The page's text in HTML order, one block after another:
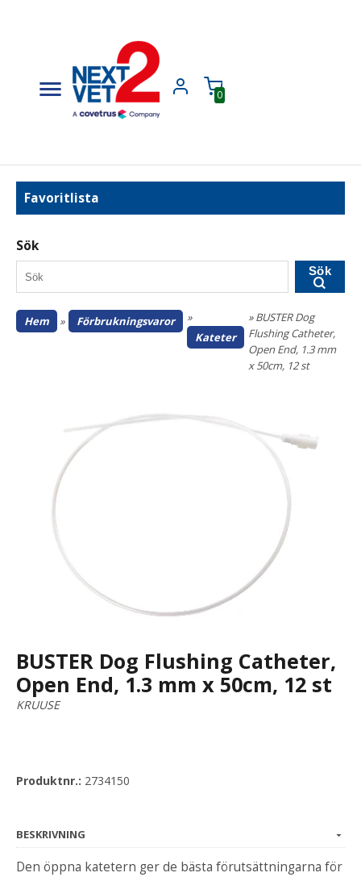
0
Favoritlista
Sök
Sök
Hem » Förbrukningsvaror
»
Kateter
» BUSTER Dog
Flushing Catheter,
Open End, 1.3 mm
x 50cm, 12 st
BUSTER Dog Flushing Catheter,
Open End, 1.3 mm x 50cm, 12 st
KRUUSE
Produktnr.: 2734150
BESKRIVNING
Den öppna katetern ger de bästa förutsättningarna för